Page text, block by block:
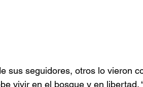
sus seguidores, otros lo vieron
vivir en el bosque y en libertad.